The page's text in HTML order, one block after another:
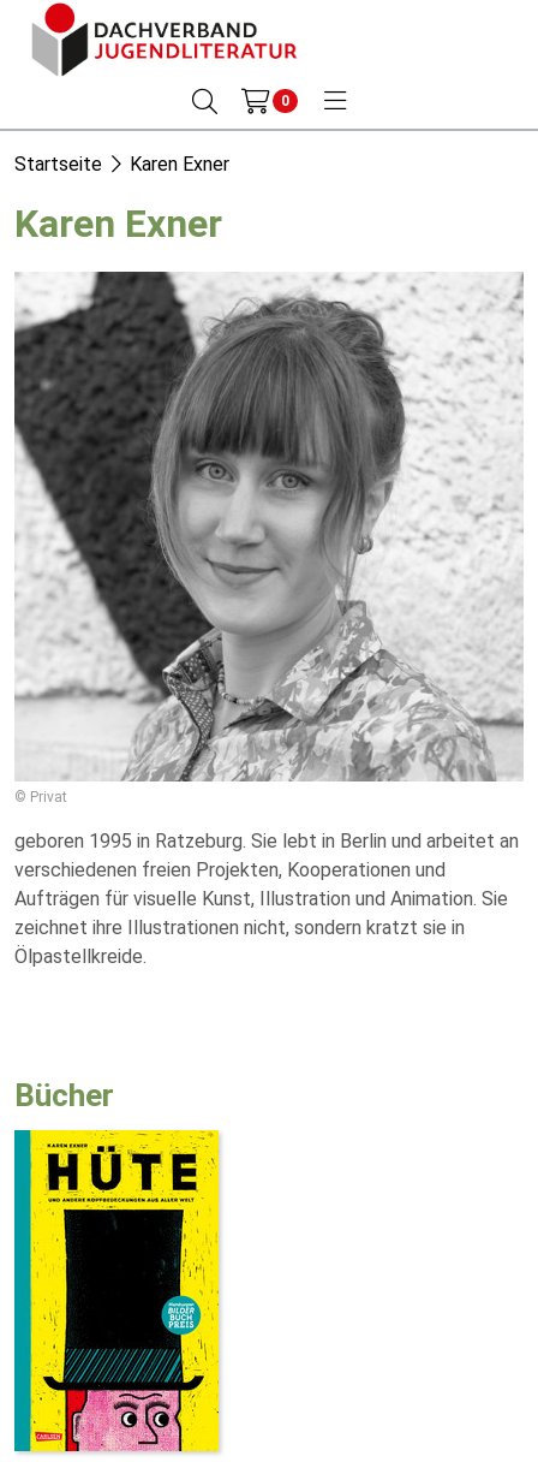
0
Startseite Karen Exner
Karen Exner
© Privat
geboren 1995 in Ratzeburg. Sie lebt in Berlin und arbeitet an
verschiedenen freien Projekten, Kooperationen und
Aufträgen für visuelle Kunst, Illustration und Animation. Sie
zeichnet ihre Illustrationen nicht, sondern kratzt sie in
Ölpastellkreide.
Bücher